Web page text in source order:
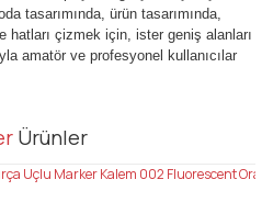
tasarımında, ürün tasarımında,
çizmek için, ister geniş alanları
amatör ve profesyonel kullanıcılar
siz yapın!
açıklamalarında ve diğer
Ürünler